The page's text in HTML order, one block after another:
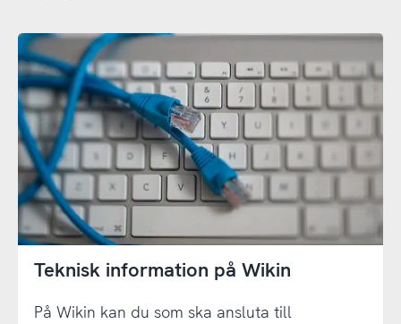
Teknisk information på Wikin
På Wikin kan du som ska ansluta till